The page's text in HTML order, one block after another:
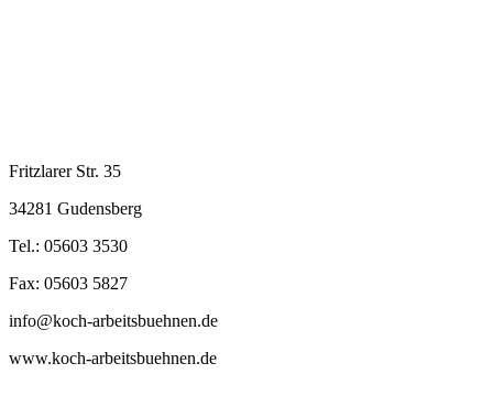
Fritzlarer Str. 35
34281 Gudensberg
Tel.: 05603 3530
Fax: 05603 5827
info@koch-arbeitsbuehnen.de
www.koch-arbeitsbuehnen.de